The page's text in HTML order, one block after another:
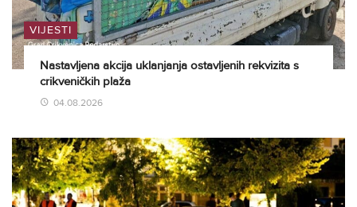
VIJESTI
Nastavljena akcija uklanjanja ostavljenih rekvizita s
crikveničkih plaža
04.08.2026